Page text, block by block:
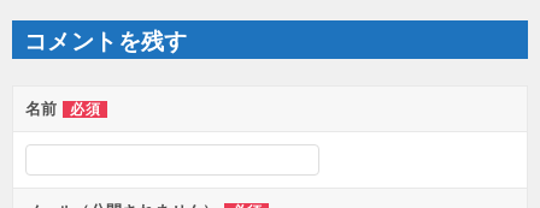
ゲ
ー
シ
ン
コメントを残す
名前 必須